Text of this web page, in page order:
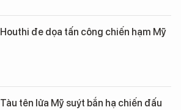
Houthi đe dọa tấn công chiến hạm Mỹ
Tàu tên lửa Mỹ suýt bắn hạ chiến đấu